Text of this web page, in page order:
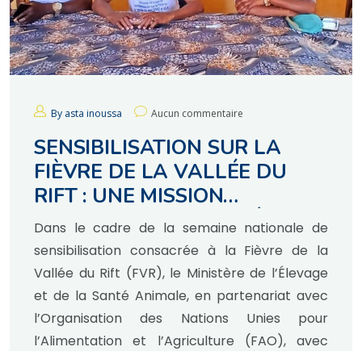
By asta inoussa Aucun commentaire
SENSIBILISATION SUR LA
FIÈVRE DE LA VALLÉE DU
RIFT : UNE MISSION
CONJOINTE DU MINISTÈRE DE
L ’ÉLEVAGE et de la Santé
ANIMALE ET DE LA FAO AU
PK45 DE BOUBOUI ROUTE
DE BOALI.
Dans le cadre de la semaine nationale de
sensibilisation consacrée à la Fièvre de la
Vallée du Rift (FVR), le Ministère de l’Élevage
et de la Santé Animale, en partenariat avec
l’Organisation des Nations Unies pour
l’Alimentation et l’Agriculture (FAO), avec